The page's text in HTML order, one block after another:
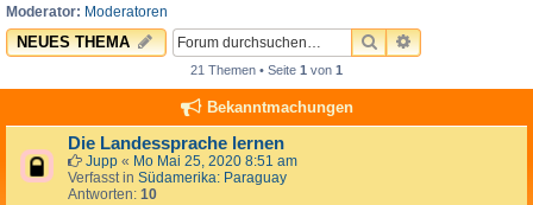
Moderator: Moderatoren
NEUES THEMA SUCHEERWEITERTE
21 Themen • Seite 1 von 1
Bekanntmachungen
Die Landessprache lernen
Jupp « Mo Mai 25, 2020 8:51 am
Verfasst in Südamerika: Paraguay
Antworten: 10